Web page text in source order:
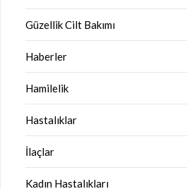
Güzellik Cilt Bakımı
Haberler
Hamilelik
Hastalıklar
İlaçlar
Kadın Hastalıkları